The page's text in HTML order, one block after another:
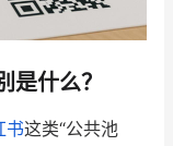
是什么？
书这类“公共池